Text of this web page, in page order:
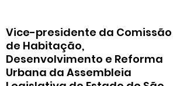
Vice-presidente da Comissão
de Habitação,
Desenvolvimento e Reforma
Urbana da Assembleia